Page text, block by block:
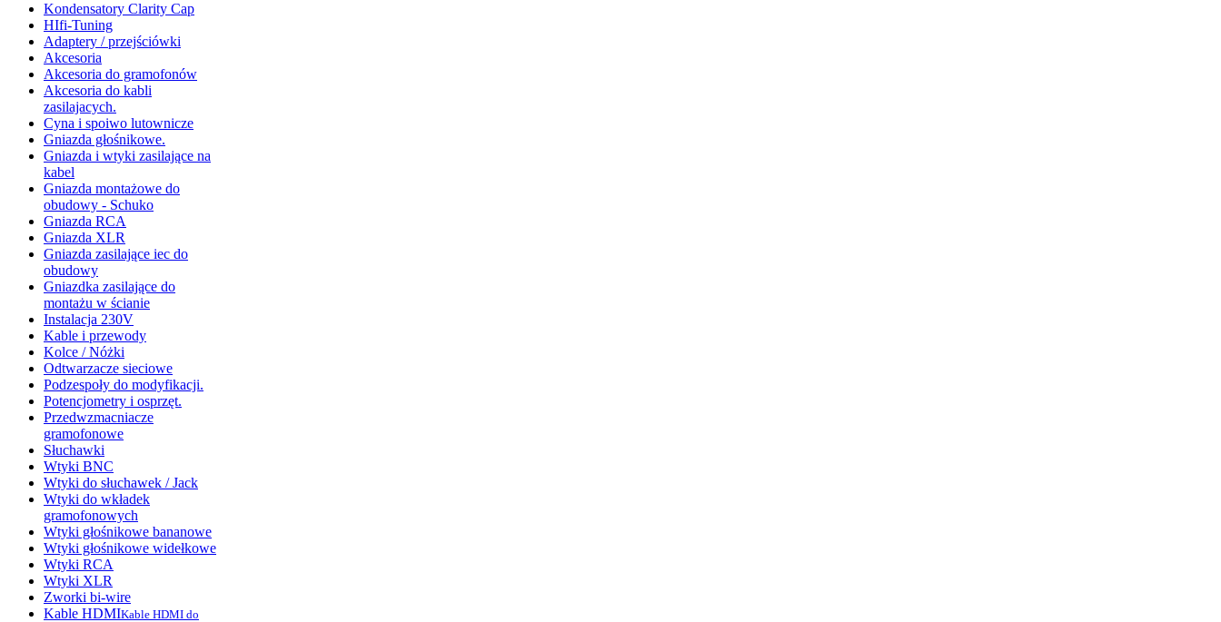
Kondensatory Clarity Cap
HIfi-Tuning
Adaptery / przejściówki
Akcesoria
Akcesoria do gramofonów
Akcesoria do kabli
zasilajacych.
Cyna i spoiwo lutownicze
Gniazda głośnikowe.
Gniazda i wtyki zasilające na
kabel
Gniazda montażowe do
obudowy - Schuko
Gniazda RCA
Gniazda XLR
Gniazda zasilające iec do
obudowy
Gniazdka zasilające do
montażu w ścianie
Instalacja 230V
Kable i przewody
Kolce / Nóżki
Odtwarzacze sieciowe
Podzespoły do modyfikacji.
Potencjometry i osprzęt.
Przedwzmacniacze
gramofonowe
Słuchawki
Wtyki BNC
Wtyki do słuchawek / Jack
Wtyki do wkładek
gramofonowych
Wtyki głośnikowe bananowe
Wtyki głośnikowe widełkowe
Wtyki RCA
Wtyki XLR
Zworki bi-wire
Kable HDMIKable HDMI do